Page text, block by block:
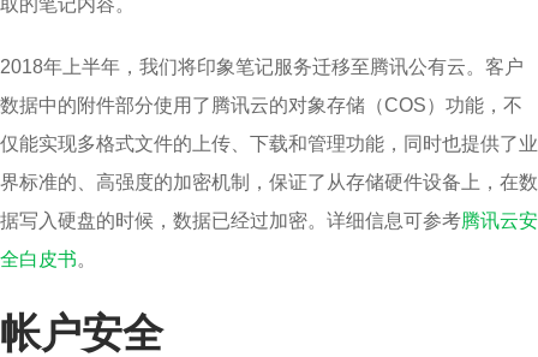
取的笔记内容。
2018年上半年，我们将印象笔记服务迁移至腾讯公有云。客户
数据中的附件部分使用了腾讯云的对象存储（COS）功能，不
仅能实现多格式文件的上传、下载和管理功能，同时也提供了业
界标准的、高强度的加密机制，保证了从存储硬件设备上，在数
据写入硬盘的时候，数据已经过加密。详细信息可参考腾讯云安
全白皮书。
帐户安全